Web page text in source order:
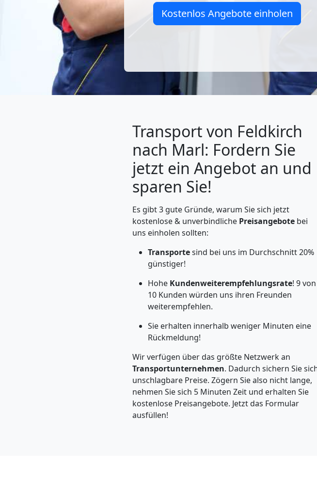
Kostenlos Angebote einholen
Transport von Feldkirch
nach Marl: Fordern Sie
jetzt ein Angebot an und
sparen Sie!
Es gibt 3 gute Gründe, warum Sie sich jetzt
kostenlose & unverbindliche Preisangebote bei
uns einholen sollten:
Transportesind bei uns im Durchschnitt 20%
günstiger!
Hohe Kundenweiterempfehlungsrate! 9 von
10 Kunden würden uns ihren Freunden
weiterempfehlen.
Sie erhalten innerhalb weniger Minuten eine
Rückmeldung!
Wir verfügen über das größte Netzwerk an
Transportunternehmen. Dadurch sichern Sie
unschlagbare Preise. Zögern Sie also nicht lange,
nehmen Sie sich 5 Minuten Zeit und erhalten Sie
kostenlose Preisangebote. Jetzt das Formular
ausfüllen!